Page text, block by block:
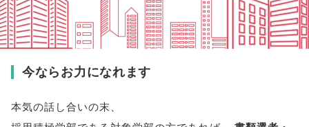
今ならお力になれます
本気の話し合いの末